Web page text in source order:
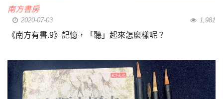
南方書房
2020-07-03 1,981
《南方有書.9》記憶，「聽」起來怎麼樣呢？